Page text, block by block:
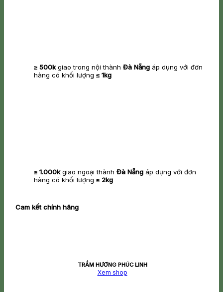
≥ 500kgiao trong nội thành Đà Nẵng áp dụng với đơn
hàng có khối lượng ≤ 1kg
≥ 1.000kgiao ngoại thành Đà Nẵng áp dụng với đơn
hàng có khối lượng ≤ 2kg
Cam kết chính hãng
TRẦM HƯƠNG PHÚC LINH
Xem shop